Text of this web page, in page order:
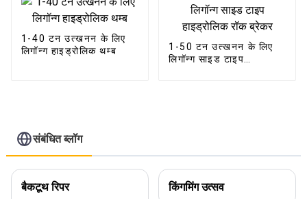
1-40 टन उत्खनन के लिए
लिगॉन्ग हाइड्रोलिक थम्ब
1-50 टन उत्खनन के लिए
लिगॉन्ग साइड टाइप
संबंधित ब्लॉग
बैकटूथ रिपर किंगमिंग उत्सव